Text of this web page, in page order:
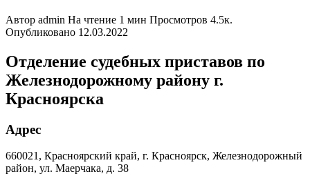
Автор admin На чтение 1 мин Просмотров 4.5к.
Опубликовано 12.03.2022
Отделение судебных приставов по
Железнодорожному району г.
Красноярска
Адрес
660021, Красноярский край, г. Красноярск, Железнодорожный
район, ул. Маерчака, д. 38